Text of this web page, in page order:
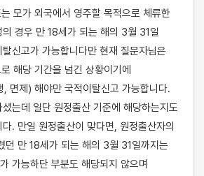
경우 만 18세가 되는 해의 3월 31일
신고가 가능합니다만 현재 질문자님은
해당 기간을 넘긴 상황이기에
, 면제) 해야만 국적이탈신고 가능합니다.
는데 일단 원정출산 기준에 해당하는지도
. 만일 원정출산이 맞다면, 원정출산자의
던 만 18세가 되는 해의 3월 31일까지는
가능하단 부분도 해당되지 않으며